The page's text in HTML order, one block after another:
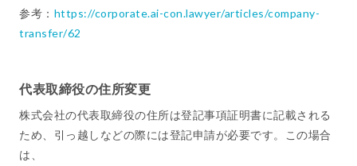
参考： https://corporate.ai-con.lawyer/articles/company-
transfer/62
代表取締役の住所変更
株式会社の代表取締役の住所は登記事項証明書に記載される
ため、引っ越しなどの際には登記申請が必要です。この場合
は、